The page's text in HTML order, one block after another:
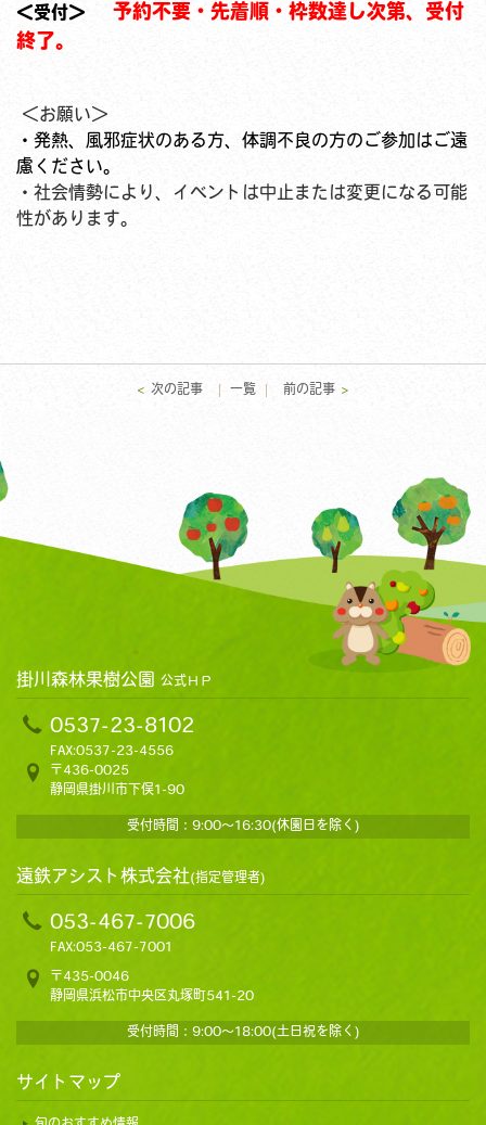
＜受付＞
予約不要・先着順・枠数達し次第、受付
終了。
＜お願い＞
・発熱、風邪症状のある方、体調不良の方のご参加はご遠
慮ください。
・社会情勢により、イベントは中止または変更になる可能
性があります。
<次の記事 一覧 前の記事>
掛川森林果樹公園 公式ＨＰ
0537-23-8102
FAX:0537-23-4556
〒436-0025
静岡県掛川市下俣1-90
受付時間：9:00～16:30(休園日を除く)
遠鉄アシスト株式会社(指定管理者)
053-467-7006
FAX:053-467-7001
〒435-0046
静岡県浜松市中央区丸塚町541-20
受付時間：9:00～18:00(土日祝を除く)
サイトマップ